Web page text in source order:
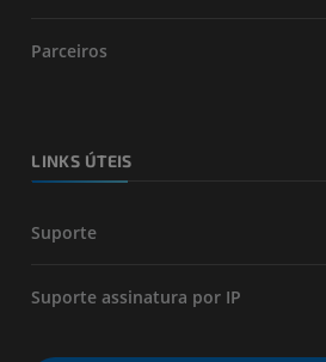
Parceiros
LINKS ÚTEIS
Suporte
Suporte assinatura por IP